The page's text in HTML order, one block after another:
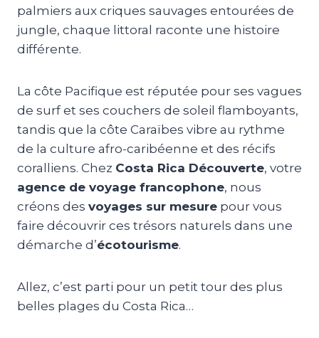
palmiers aux criques sauvages entourées de
jungle, chaque littoral raconte une histoire
différente.
La côte Pacifique est réputée pour ses vagues
de surf et ses couchers de soleil flamboyants,
tandis que la côte Caraïbes vibre au rythme
de la culture afro-caribéenne et des récifs
coralliens. Chez Costa Rica Découverte, votre
agence de voyage francophone, nous
créons des voyages sur mesure pour vous
faire découvrir ces trésors naturels dans une
démarche d’écotourisme.
Allez, c’est parti pour un petit tour des plus
belles plages du Costa Rica…